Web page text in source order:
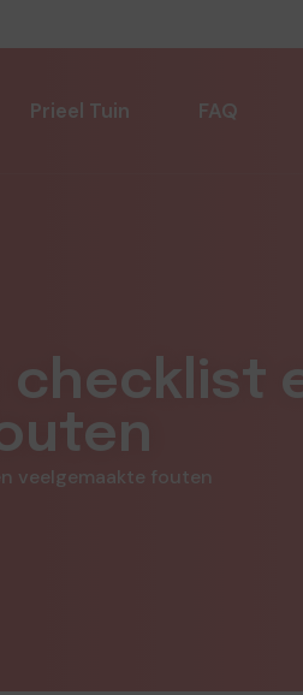
Prieel Tuin FAQ
checklist
veelgemaakte fouten